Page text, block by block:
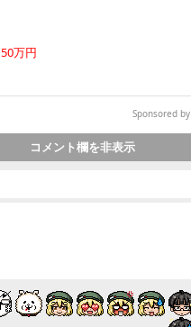
万円
Sponsored by
コメント欄を非表示